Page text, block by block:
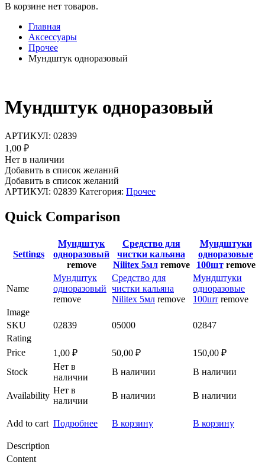
В корзине нет товаров.
Главная
Аксессуары
Прочее
Мундштук одноразовый
Мундштук одноразовый
АРТИКУЛ: 02839
1,00 ₽
Нет в наличии
Добавить в список желаний
Добавить в список желаний
АРТИКУЛ: 02839 Категория: Прочее
Quick Comparison
Settings
Мундштук
одноразовый
remove
Средство для
чистки кальяна
Nilitex 5мл remove
Мундштуки
одноразовые
100шт remove
Name
Мундштук
одноразовый
remove
Средство для
чистки кальяна
Nilitex 5мл remove
Мундштуки
одноразовые
100шт remove
Image
SKU
02839 05000
02847
Rating
Price
1,00 ₽ 50,00 ₽ 150,00 ₽
Stock
Нет в
наличии
В наличии В наличии
Availability
Нет в
наличии
В наличии В наличии
Add to cart Подробнее В корзину В корзину
Description
Content